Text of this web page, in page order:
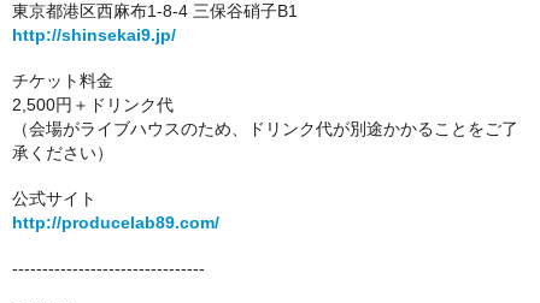
東京都港区西麻布1-8-4 三保谷硝子B1
http://shinsekai9.jp/
チケット料金
2,500円＋ドリンク代
（会場がライブハウスのため、ドリンク代が別途かかることをご了
承ください）
公式サイト
http://producelab89.com/
--------------------------------